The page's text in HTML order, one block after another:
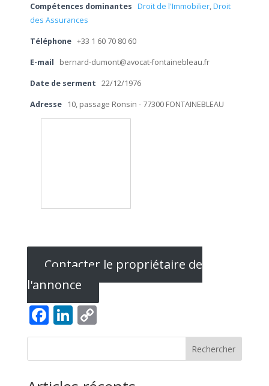
Compétences dominantes Droit de l'Immobilier,Droit
des Assurances
Téléphone +33 1 60 70 80 60
E-mail bernard-dumont@avocat-fontainebleau.fr
Date de serment 22/12/1976
Adresse 10, passage Ronsin - 77300 FONTAINEBLEAU
Contacter le propriétaire de
l'annonce
Facebook
LinkedIn
Copy
Link
Rechercher